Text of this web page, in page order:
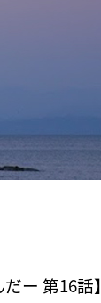
ー 第16話】